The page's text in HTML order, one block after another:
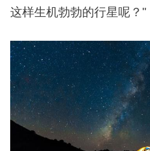
这样生机勃勃的行星呢？"